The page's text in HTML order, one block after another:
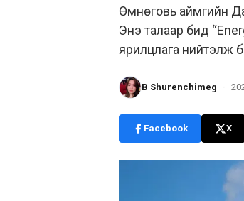
Өмнөговь аймгийн
Энэ талаар бид
ярилцлага нийтэлж
B Shurenchimeg ·
Facebook X